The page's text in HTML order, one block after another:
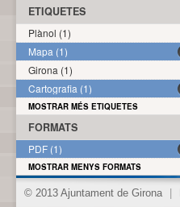
ETIQUETES
Plànol (1)
Mapa (1)
Girona (1)
Cartografia (1)
MOSTRAR MÉS ETIQUETES
FORMATS
PDF (1)
MOSTRAR MENYS FORMATS
© 2013 Ajuntament de Girona